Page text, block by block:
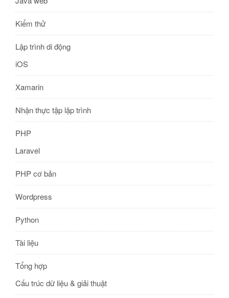
Kiểm thử
Lập trình di động
iOS
Xamarin
Nhận thực tập lập trình
PHP
Laravel
PHP cơ bản
Wordpress
Python
Tài liệu
Tổng hợp
Cấu trúc dữ liệu & giải thuật